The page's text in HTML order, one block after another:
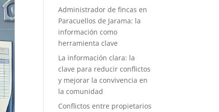
Administrador de fincas en
Paracuellos de Jarama: la
información como
herramienta clave
La información clara: la
clave para reducir conflictos
y mejorar la convivencia en
la comunidad
Conflictos entre propietarios